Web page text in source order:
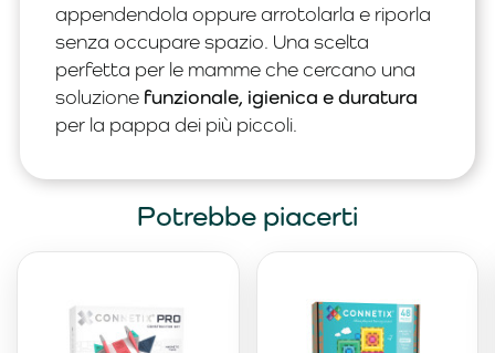
appendendola oppure arrotolarla e riporla
senza occupare spazio. Una scelta
perfetta per le mamme che cercano una
soluzione funzionale, igienica e duratura
per la pappa dei più piccoli.
Potrebbe piacerti